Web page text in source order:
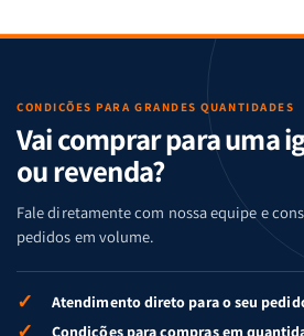
CONDIÇÕES PARA GRANDES QUANTIDADES
Vai comprar para uma
ou revenda?
Fale diretamente com nossa equipe e
pedidos em volume.
✓ Atendimento direto para o seu
Condições para compras em